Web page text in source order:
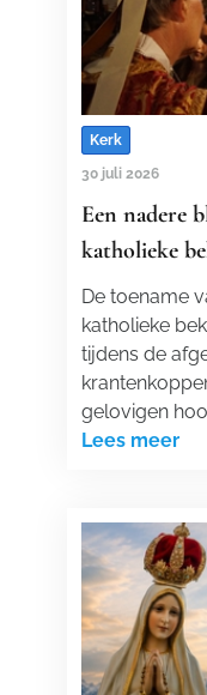
Kerk
30 juli 2026
Een nadere
katholieke
De toename
katholieke
tijdens de
gelovigen
Lees meer